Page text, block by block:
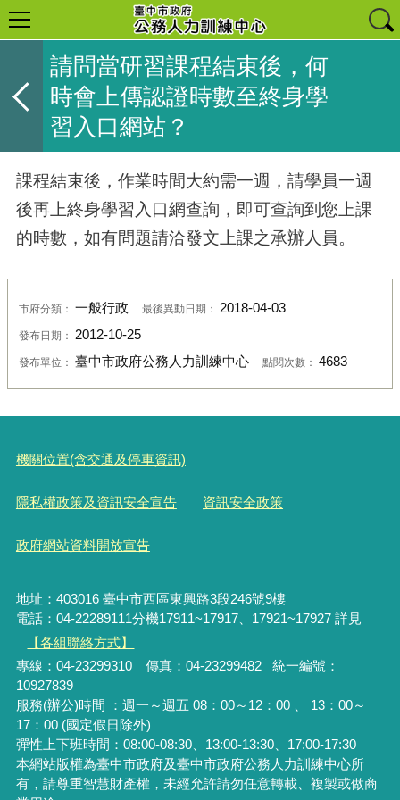
請問當研習課程結束後，何
時會上傳認證時數至終身學
習入口網站？
課程結束後，作業時間大約需一週，請學員一週
後再上終身學習入口網查詢，即可查詢到您上課
的時數，如有問題請洽發文上課之承辦人員。
市府分類： 一般行政 最後異動日期： 2018-04-03
發布日期： 2012-10-25
發布單位： 臺中市政府公務人力訓練中心 點閱次數： 4683
機關位置(含交通及停車資訊)
隱私權政策及資訊安全宣告 資訊安全政策
政府網站資料開放宣告
地址：403016 臺中市西區東興路3段246號9樓
電話：04-22289111分機17911~17917、17921~17927 詳見
【各組聯絡方式】
專線：04-23299310 傳真：04-23299482 統一編號：
10927839
服務(辦公)時間 ：週一～週五 08：00～12：00 、 13：00～
17：00 (國定假日除外)
彈性上下班時間：08:00-08:30、13:00-13:30、17:00-17:30
本網站版權為臺中市政府及臺中市政府公務人力訓練中心所
有，請尊重智慧財產權，未經允許請勿任意轉載、複製或做商